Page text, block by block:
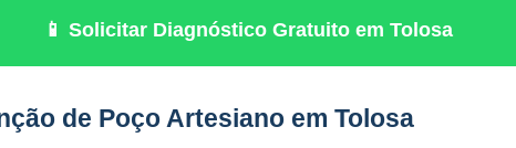
📱 Solicitar Diagnóstico Gratuito em Tolosa
de Poço Artesiano em Tolosa